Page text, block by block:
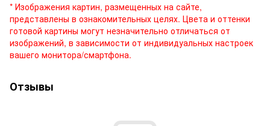
* Изображения картин, размещенных на сайте,
представлены в ознакомительных целях. Цвета и оттенки
готовой картины могут незначительно отличаться от
изображений, в зависимости от индивидуальных настроек
вашего монитора/смартфона.
Отзывы